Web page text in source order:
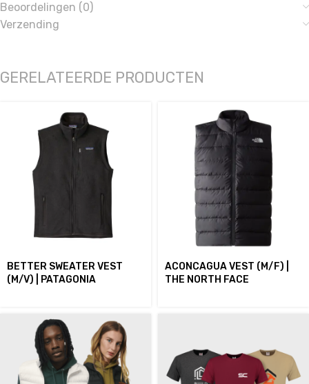
Beoordelingen (0)
Verzending
GERELATEERDE PRODUCTEN
BETTER SWEATER VEST
(M/V) | PATAGONIA
ACONCAGUA VEST (M/F) |
THE NORTH FACE